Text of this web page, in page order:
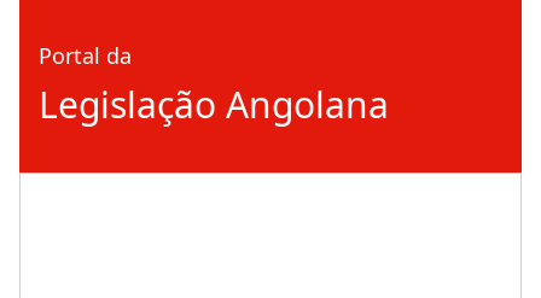
Portal da
Legislação Angolana